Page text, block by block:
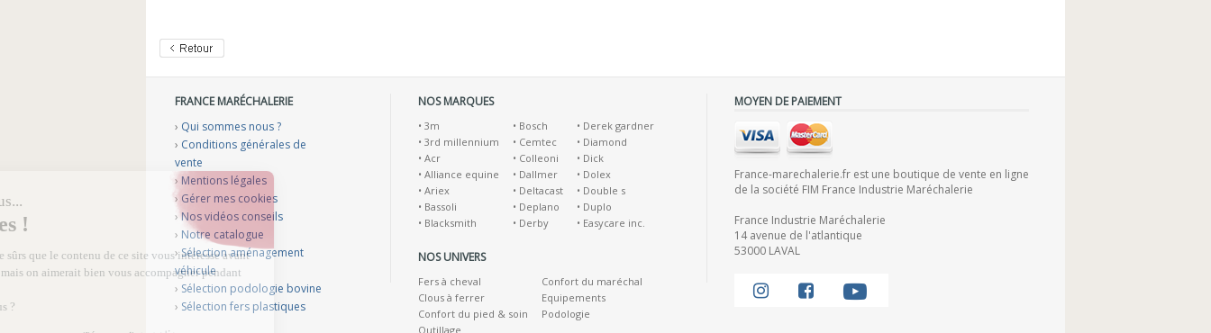
FRANCE MARÉCHALERIE
› Qui sommes nous ?
› Conditions générales de
vente
› Mentions légales
› Gérer mes cookies
›Nos vidéos conseils
› Notre catalogue
›Sélection aménagement
véhicule
› Sélection podologie bovine
› Sélection fers plastiques
NOS MARQUES
• 3m
• 3rd millennium
• Acr
• Alliance equine
• Ariex
• Bassoli
• Blacksmith
• Bosch
• Cemtec
• Colleoni
• Dallmer
• Deltacast
• Deplano
• Derby
• Derek gardner
• Diamond
• Dick
• Dolex
• Double s
• Duplo
• Easycare inc.
NOS UNIVERS
Fers à cheval
Clous à ferrer
Confort du pied & soin
Outillage
Confort du maréchal
Equipements
Podologie
MOYEN DE PAIEMENT
France-marechalerie.fr est une boutique de vente en ligne
de la société FIM France Industrie Maréchalerie
France Industrie Maréchalerie
14 avenue de l'atlantique
53000 LAVAL